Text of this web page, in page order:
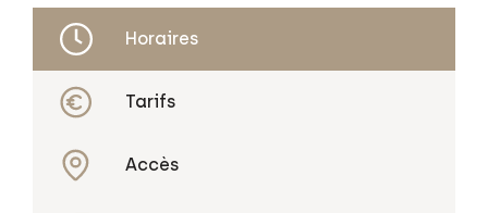
Horaires
Tarifs
Accès